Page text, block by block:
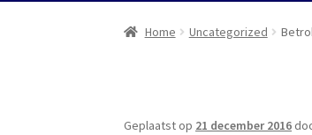
Home Uncategorized
Geplaatst op 21 december 2016